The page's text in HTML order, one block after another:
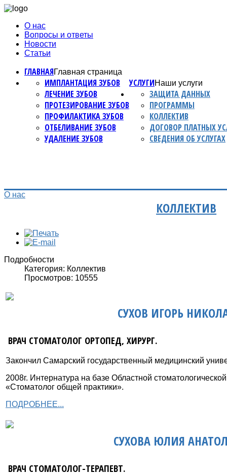
О нас
Вопросы и ответы
Новости
Статьи
ГЛАВНАЯГлавная страница
УСЛУГИНаши услуги
ИМПЛАНТАЦИЯ ЗУБОВ
ЛЕЧЕНИЕ ЗУБОВ
ПРОТЕЗИРОВАНИЕ ЗУБОВ
ПРОФИЛАКТИКА ЗУБОВ
ОТБЕЛИВАНИЕ ЗУБОВ
УДАЛЕНИЕ ЗУБОВ
ЗАЩИТА ДАННЫХ
ПРОГРАММЫ
КОЛЛЕКТИВ
ДОГОВОР ПЛАТНЫХ
СВЕДЕНИЯ ОБ УСЛУГАХ
О нас
КОЛЛЕКТИВ
Подробности
Категория: Коллектив
Просмотров: 10555
СУХОВ ИГОРЬ
ВРАЧ СТОМАТОЛОГ ОРТОПЕД, ХИРУРГ.
Закончил Самарский государственный медицинский
2008г. Интернатура на базе Областной
«Стоматолог общей практики».
ПОДРОБНЕЕ...
СУХОВА ЮЛИЯ
ВРАЧ СТОМАТОЛОГ-ТЕРАПЕВТ.